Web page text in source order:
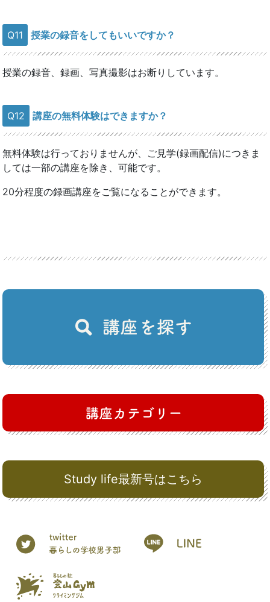
Study life最新号はこちら
Q11 授業の録音をしてもいいですか？
授業の録音、録画、写真撮影はお断りしています。
Q12 講座の無料体験はできますか？
無料体験は行っておりませんが、ご見学(録画配信)につきま
しては一部の講座を除き、可能です。
20分程度の録画講座をご覧になることができます。